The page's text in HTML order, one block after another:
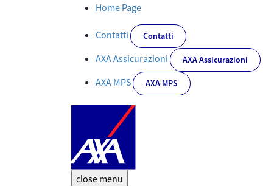
AXA Italia torna in TV con la nuova campagna “La mia casa. Il
Home Page
Contatti Contatti
AXA Assicurazioni AXA Assicurazioni
AXA MPS AXA MPS
close menu